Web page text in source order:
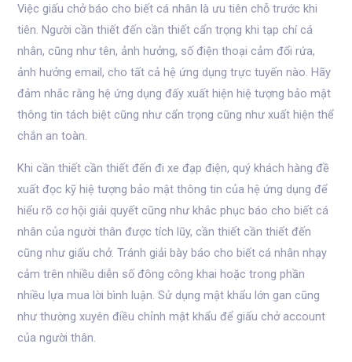
Việc giấu chở báo cho biết cá nhân là ưu tiên chỗ trước khi
tiên. Người cần thiết đến cần thiết cẩn trọng khi tạp chí cá
nhân, cũng như tên, ảnh hưởng, số điện thoại cảm đổi rứa,
ảnh hưởng email, cho tất cả hệ ứng dụng trực tuyến nào. Hãy
đảm nhắc rằng hệ ứng dụng đấy xuất hiện hiệ tượng bảo mật
thông tin tách biệt cũng như cẩn trọng cũng như xuất hiện thể
chắn an toàn.
Khi cần thiết cần thiết đến đi xe đạp điện, quý khách hàng đề
xuất đọc kỹ hiệ tượng bảo mật thông tin của hệ ứng dụng để
hiểu rõ cơ hội giải quyết cũng như khắc phục báo cho biết cá
nhân của người thân được tích lũy, cần thiết cần thiết đến
cũng như giấu chở. Tránh giải bày báo cho biết cá nhân nhạy
cảm trên nhiều diễn số đông công khai hoặc trong phần
nhiều lựa mua lời bình luận. Sử dụng mật khẩu lớn gan cũng
như thường xuyên điều chỉnh mật khẩu để giấu chở account
của người thân.